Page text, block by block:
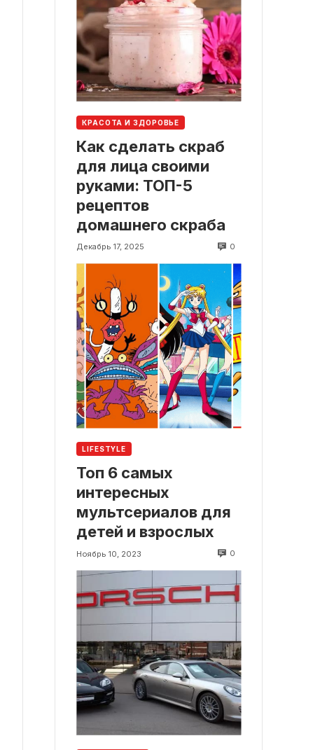
КРАСОТА И ЗДОРОВЬЕ
Как сделать скраб
для лица своими
руками: ТОП-5
рецептов
домашнего скраба
Декабрь 17, 2025 0
LIFESTYLE
Топ 6 самых
интересных
мультсериалов для
детей и взрослых
Ноябрь 10, 2023 0